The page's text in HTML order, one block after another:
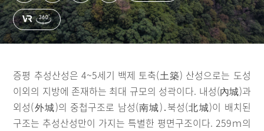
증평 추성산성은 4~5세기 백제 토축(土築) 산성으로는 도성
이외의 지방에 존재하는 최대 규모의 성곽이다. 내성(內城)과
외성(外城)의 중첩구조로 남성(南城)․북성(北城)이 배치된
구조는 추성산성만이 가지는 특별한 평면구조이다. 259ｍ의